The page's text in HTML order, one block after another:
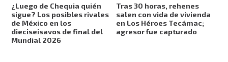
¿Luego de Chequia quién
sigue? Los posibles rivales
de México en los
dieciseisavos de final del
Mundial 2026
Tras 30 horas, rehenes
salen con vida de vivienda
en Los Héroes Tecámac;
agresor fue capturado